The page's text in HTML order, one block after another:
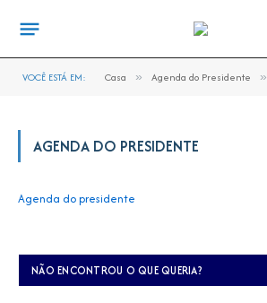
VOCÊ ESTÁ EM: Casa » Agenda do Presidente »
AGENDA DO PRESIDENTE
Agenda do presidente
NÃO ENCONTROU O QUE QUERIA?